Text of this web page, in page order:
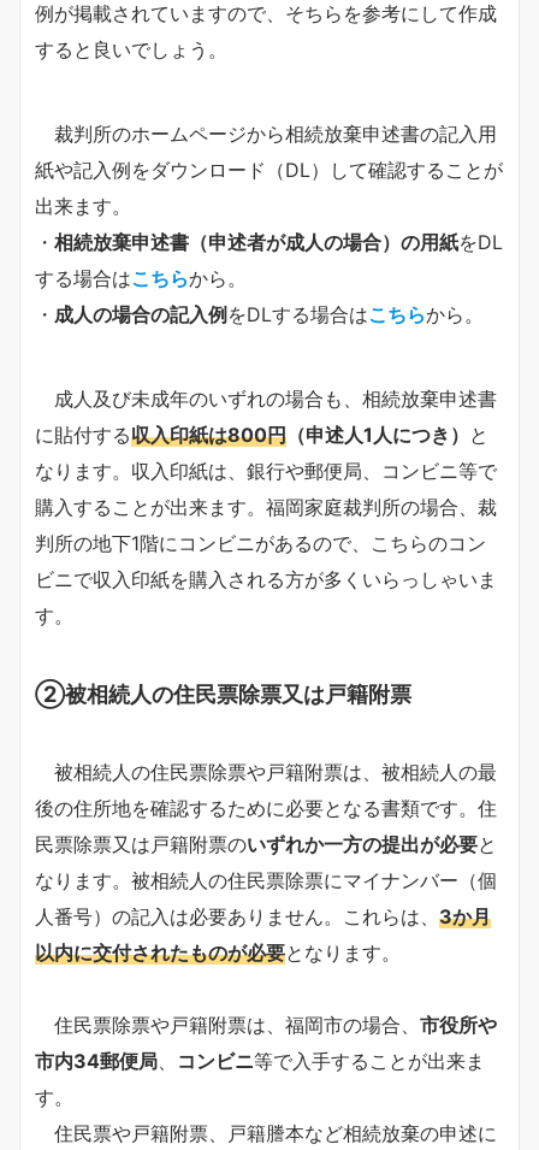
例が掲載されていますので、そちらを参考にして作成
すると良いでしょう。
裁判所のホームページから相続放棄申述書の記入用
紙や記入例をダウンロード（DL）して確認することが
出来ます。
・ 相続放棄申述書（申述者が成人の場合）の用紙をDL
する場合はこちらから。
・ 成人の場合の記入例 をDLする場合はこちらから。
成人及び未成年のいずれの場合も、相続放棄申述書
に貼付する収入印紙は800円 （申述人1人につき） と
なります。収入印紙は、銀行や郵便局、コンビニ等で
購入することが出来ます。福岡家庭裁判所の場合、裁
判所の地下1階にコンビニがあるので、こちらのコン
ビニで収入印紙を購入される方が多くいらっしゃいま
す。
②被相続人の住民票除票又は戸籍附票
被相続人の住民票除票や戸籍附票は、被相続人の最
後の住所地を確認するために必要となる書類です。住
民票除票又は戸籍附票のいずれか一方の提出が必要と
なります。被相続人の住民票除票にマイナンバー（個
人番号）の記入は必要ありません。これらは、 3か月
以内に交付されたものが必要となります。
住民票除票や戸籍附票は、福岡市の場合、 市役所や
市内34郵便局、 コンビニ等で入手することが出来ま
す。
住民票や戸籍附票、戸籍謄本など相続放棄の申述に